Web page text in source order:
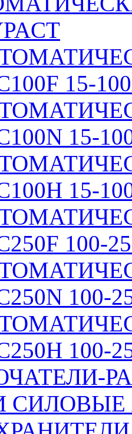
15-
15-
15-
100-
100-
100-